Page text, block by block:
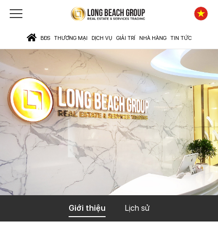
BĐS THƯƠNG MẠI DỊCH VỤ GIẢI TRÍ NHÀ HÀNG TIN TỨC
Giới thiệu Lịch sử